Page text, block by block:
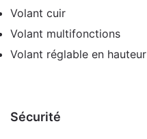
Volant cuir
Volant multifonctions
Volant réglable en hauteur
Sécurité